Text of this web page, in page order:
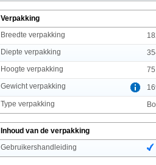
Verpakking
Breedte verpakking
Diepte verpakking
Hoogte verpakking
Gewicht verpakking
Type verpakking
Inhoud van de verpakking
Gebruikershandleiding